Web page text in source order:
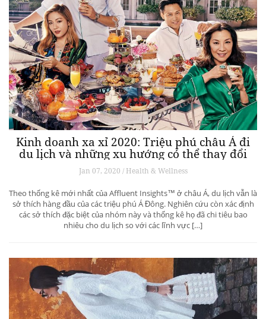
Kinh doanh xa xỉ 2020: Triệu phú châu Á đi
du lịch và những xu hướng có thể thay đổi
ngành du lịch thượng lưu
Jan 07, 2020 / Health & Wellness
Theo thống kê mới nhất của Affluent Insights™ ở châu Á, du lịch vẫn là
sở thích hàng đầu của các triệu phú Á Đông. Nghiên cứu còn xác định
các sở thích đặc biệt của nhóm này và thống kê họ đã chi tiêu bao
nhiêu cho du lịch so với các lĩnh vực […]